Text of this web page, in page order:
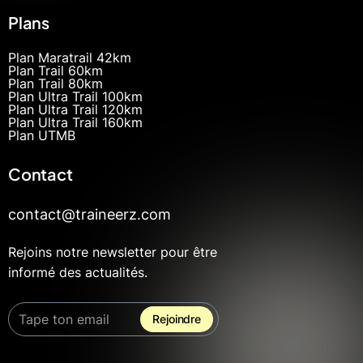
Plans
Plan Maratrail 42km
Plan Trail 60km
Plan Trail 80km
Plan Ultra Trail 100km
Plan Ultra Trail 120km
Plan Ultra Trail 160km
Plan UTMB
Contact
contact@traineerz.com
Rejoins notre newsletter pour être
informé des actualités.